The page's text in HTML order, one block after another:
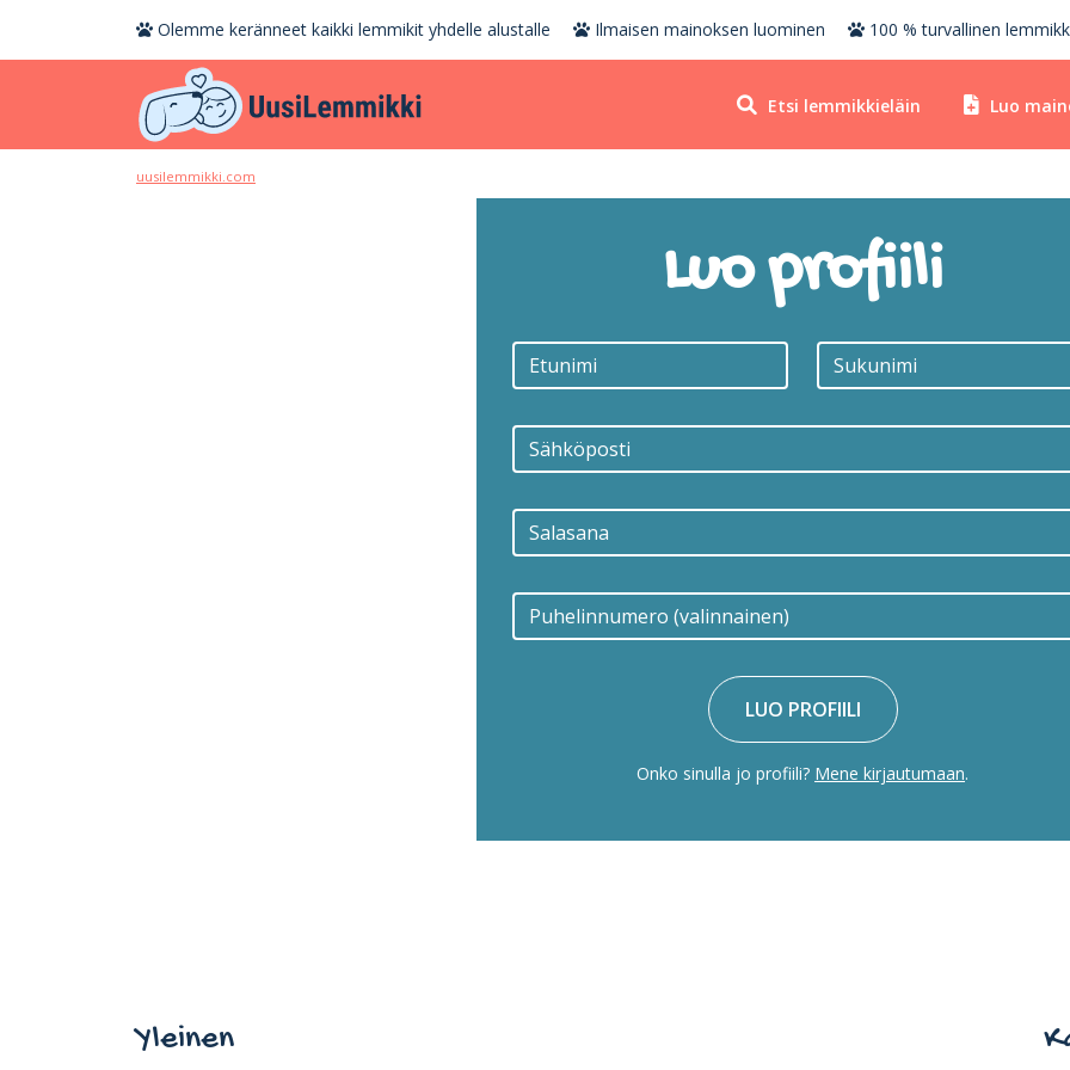
Olemme keränneet kaikki lemmikit yhdelle alustalle Ilmaisen mainoksen luominen 100 % turvallinen
Etsi lemmikkieläin Luo
uusilemmikki.com
Luo profiili
LUO PROFIILI
Onko sinulla jo profiili? Mene kirjautumaan.
Yleinen